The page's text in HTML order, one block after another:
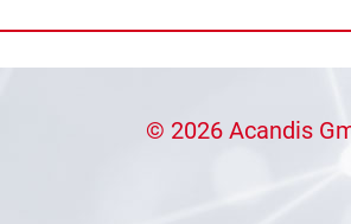
© 2026 Acandis